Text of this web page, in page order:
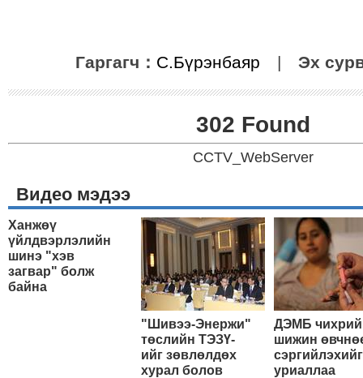
Гаргагч： С.Бүрэнбаяр | Эх
302 Found
CCTV_WebServer
Видео мэдээ
Ханжөү
үйлдвэрлэлийн
шинэ "хэв
загвар" болж
байна
"Шивээ-Энержи"
төслийн ТЭЗҮ-
ийг зөвлөлдөх
хурал болов
ДЭМБ
шижин
сэргийлэхийг
уриаллаа